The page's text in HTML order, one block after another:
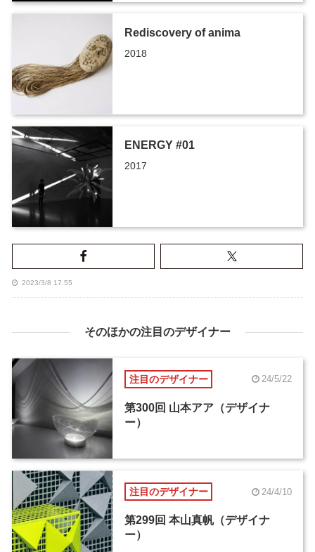
Rediscovery of anima
2018
ENERGY #01
2017
2023/3/8 17:55
そのほかの注目のデザイナー
注目のデザイナー 24/5/22
第300回 山本アア（デザイナ
ー）
注目のデザイナー 24/4/10
第299回 本山真帆（デザイナ
ー）